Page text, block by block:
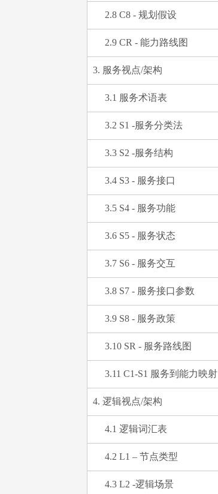
2.8 C8 - 规划假设
2.9 CR - 能力路线图
3. 服务视点/架构
3.1 服务术语表
3.2 S1 -服务分类法
3.3 S2 -服务结构
3.4 S3 - 服务接口
3.5 S4 - 服务功能
3.6 S5 - 服务状态
3.7 S6 - 服务交互
3.8 S7 - 服务接口参数
3.9 S8 - 服务政策
3.10 SR - 服务路线图
3.11 C1-S1 服务到能力映射
4. 逻辑视点/架构
4.1 逻辑词汇表
4.2 L1 – 节点类型
4.3 L2 -逻辑场景